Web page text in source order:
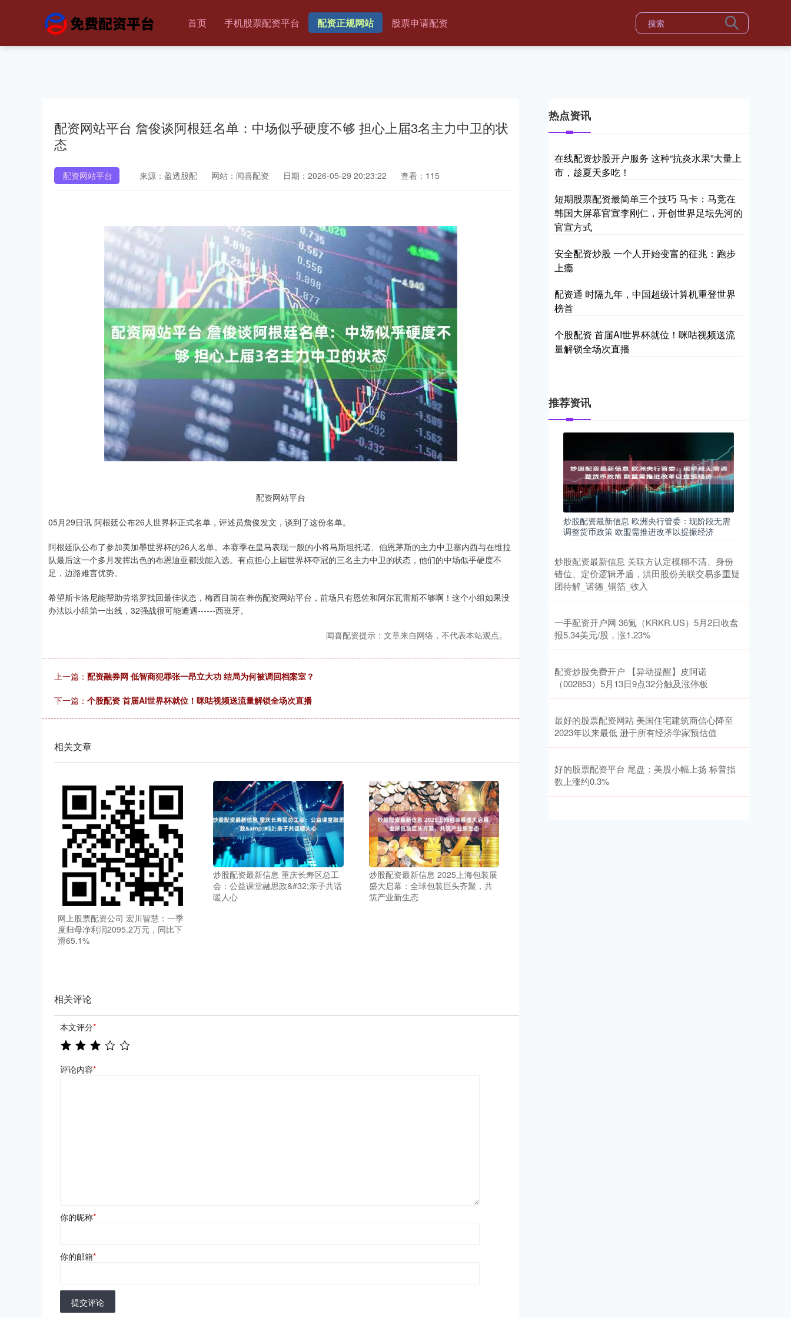
首页 手机股票配资平台 配资正规网站 股票申请配资
配资网站平台 詹俊谈阿根廷名单：中场似乎硬度不够 担心上届3名主力中卫的状
态
配资网站平台 来源：盈透股配 网站：闻喜配资 日期：2026-05-29 20:23:22 查看：115
配资网站平台
05月29日讯 阿根廷公布26人世界杯正式名单，评述员詹俊发文，谈到了这份名单。
阿根廷队公布了参加美加墨世界杯的26人名单。本赛季在皇马表现一般的小将马斯坦托诺、伯恩茅斯的主力中卫塞内西与在维拉
队最后这一个多月发挥出色的布恩迪亚都没能入选。有点担心上届世界杯夺冠的三名主力中卫的状态，他们的中场似乎硬度不
足，边路难言优势。
希望斯卡洛尼能帮助劳塔罗找回最佳状态，梅西目前在养伤配资网站平台，前场只有恩佐和阿尔瓦雷斯不够啊！这个小组如果没
办法以小组第一出线，32强战很可能遭遇------西班牙。
闻喜配资提示：文章来自网络，不代表本站观点。
上一篇： 配资融券网 低智商犯罪张一昂立大功 结局为何被调回档案室？
下一篇： 个股配资 首届AI世界杯就位！咪咕视频送流量解锁全场次直播
相关文章
网上股票配资公司 宏川智慧：一季
度归母净利润2095.2万元，同比下
滑65.1%
炒股配资最新信息 重庆长寿区总工
会：公益课堂融思政&#32;亲子共话
暖人心
炒股配资最新信息 2025上海包装展
盛大启幕：全球包装巨头齐聚，共
筑产业新生态
相关评论
本文评分*
评论内容*
你的昵称*
你的邮箱*
提交评论
热点资讯
在线配资炒股开户服务 这种“抗炎水果”大量上
市，趁夏天多吃！
短期股票配资最简单三个技巧 马卡：马竞在
韩国大屏幕官宣李刚仁，开创世界足坛先河的
官宣方式
安全配资炒股 一个人开始变富的征兆：跑步
上瘾
配资通 时隔九年，中国超级计算机重登世界
榜首
个股配资 首届AI世界杯就位！咪咕视频送流
量解锁全场次直播
推荐资讯
炒股配资最新信息 欧洲央行管委：现阶段无需
调整货币政策 欧盟需推进改革以提振经济
炒股配资最新信息 关联方认定模糊不清、身份
错位、定价逻辑矛盾，洪田股份关联交易多重疑
团待解_诺德_铜箔_收入
一手配资开户网 36氪（KRKR.US）5月2日收盘
报5.34美元/股，涨1.23%
配资炒股免费开户 【异动提醒】皮阿诺
（002853）5月13日9点32分触及涨停板
最好的股票配资网站 美国住宅建筑商信心降至
2023年以来最低 逊于所有经济学家预估值
好的股票配资平台 尾盘：美股小幅上扬 标普指
数上涨约0.3%